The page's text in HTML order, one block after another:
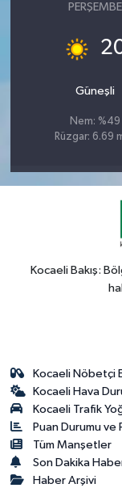
PERŞEMBE
Güneşli
Nem: %49
Rüzgar: 6.69
Kocaeli Bakış:
Kocaeli Nöbetçi
Kocaeli Hava
Kocaeli Trafik
Puan Durumu ve
Tüm Manşetler
Son Dakika
Haber Arşivi